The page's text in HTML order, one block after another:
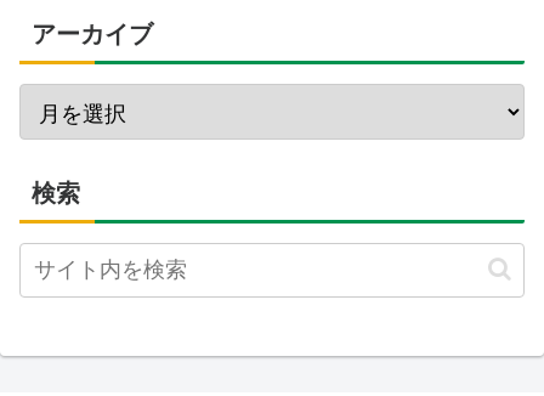
アーカイブ
検索